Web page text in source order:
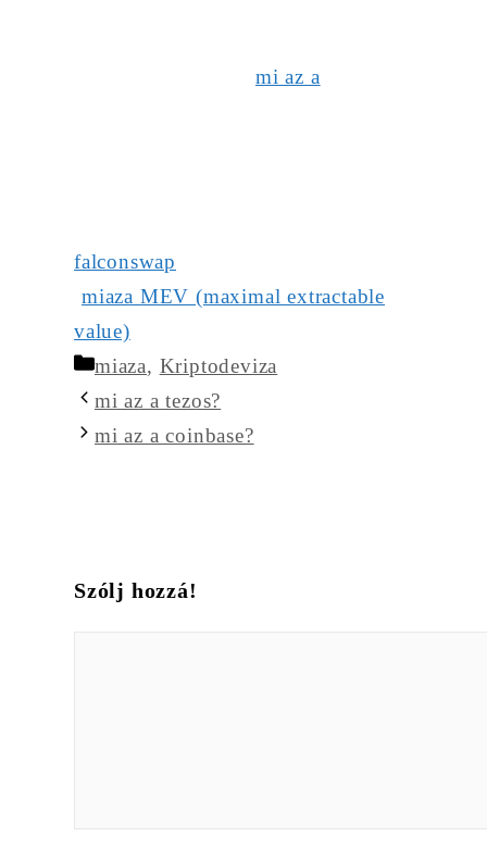
mi az a
falconswap
miaza MEV (maximal extractable
value)
Kategória
miaza, Kriptodeviza
mi az a tezos?
mi az a coinbase?
Szólj hozzá!